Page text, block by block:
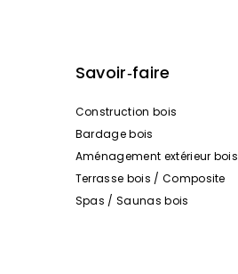
Savoir‑faire
Construction bois
Bardage bois
Aménagement extérieur bois
Terrasse bois / Composite
Spas / Saunas bois